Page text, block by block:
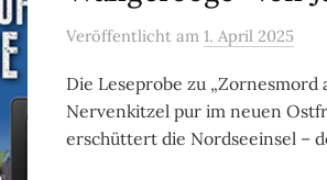
Veröffentlicht am 1. April 2025
Die Leseprobe zu „Zornesmord
Nervenkitzel pur im neuen
erschüttert die Nordseeinsel –